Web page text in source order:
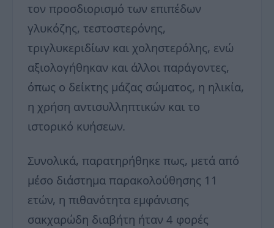
τον προσδιορισμό των επιπέδων
γλυκόζης, τεστοστερόνης,
τριγλυκεριδίων και χοληστερόλης, ενώ
αξιολογήθηκαν και άλλοι παράγοντες,
όπως ο δείκτης μάζας σώματος, η ηλικία,
η χρήση αντισυλληπτικών και το
ιστορικό κυήσεων.
Συνολικά, παρατηρήθηκε πως, μετά από
μέσο διάστημα παρακολούθησης 11
ετών, η πιθανότητα εμφάνισης
σακχαρώδη διαβήτη ήταν 4 φορές